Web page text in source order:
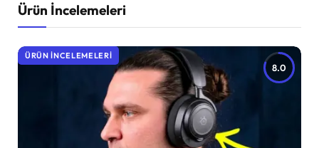
Ürün İncelemeleri
8.0
ÜRÜN İNCELEMELERI